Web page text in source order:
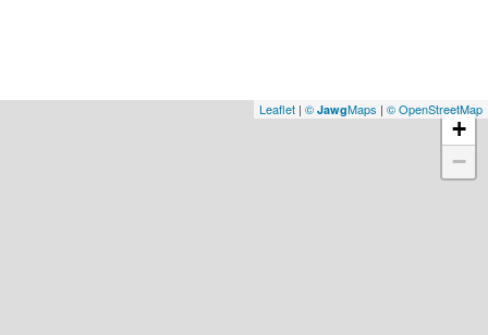
+
−
Leaflet | © JawgMaps | © OpenStreetMap